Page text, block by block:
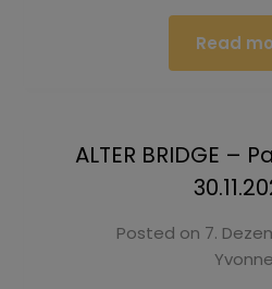
Read
ALTER BRIDGE –
Posted on 7.
Yvonne